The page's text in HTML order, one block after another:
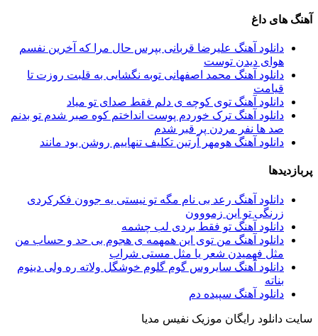
آهنگ های داغ
دانلود آهنگ علیرضا قربانی بپرس حال مرا که آخرین نفسم
هوای دیدن توست
دانلود آهنگ محمد اصفهانی توبه نگشایی به قلبت روزت تا
قیامت
دانلود آهنگ توی کوچه ی دلم فقط صدای تو میاد
دانلود آهنگ ترک خوردم پوست انداختم کوه صبر شدم تو بدنم
صد ها نفر مردن پر قبر شدم
دانلود آهنگ هومهر آرتین تکلیف تنهاییم روشن بود مانند
پربازدیدها
دانلود آهنگ رعد بی نام مگه تو نیستی یه جوون فکرکردی
زرنگی تو این زمووون
دانلود آهنگ تو فقط بردی لب چشمه
دانلود آهنگ من توی این همهمه ی هجوم بی حد و حساب من
مثل فهمیدن شعر یا مثل مستی شراب
دانلود آهنگ سایروس گوم گلوم خوشگل ولاته ره ولی دینوم
بناته
دانلود آهنگ سپیده‌ دم
سایت دانلود رایگان موزیک نفیس مدیا